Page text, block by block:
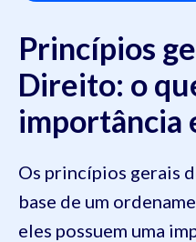
Princípios
Direito: o
importância
Os princípios gerais
base de um
eles possuem uma